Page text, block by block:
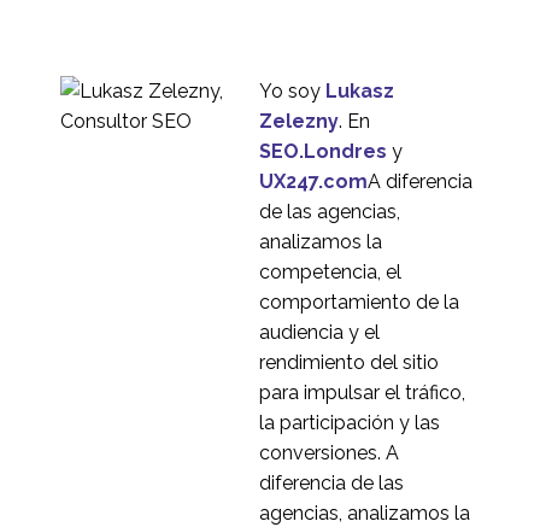
4
10 Jun 2016
Trucos y consejos para
clasificar cartas
2
02 de mayo de 2018
Los mejores métodos
de investigación de
usuarios para su
4
21 de septiembre de
Safestyle realiza un
estudio de usuarios
antes de rediseñar su 2
Errores comunes en la
investigación de
4
Tipos de clasificación
Yo soy Lukasz
Zelezny. En
SEO.Londres y
UX247.comA diferencia
de las agencias,
analizamos la
competencia, el
comportamiento de la
audiencia y el
rendimiento del sitio
para impulsar el tráfico,
la participación y las
conversiones. A
diferencia de las
agencias, analizamos la